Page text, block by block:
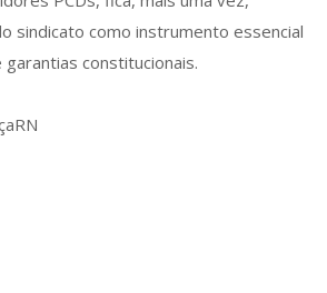
sindicato como instrumento essencial
constitucionais.